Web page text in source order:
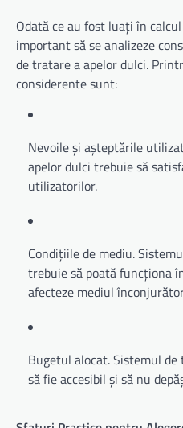
Odată ce au fost luați în
important să se analizeze
de tratare a apelor dulci.
considerente sunt:
Nevoile și așteptările
apelor dulci trebuie să
utilizatorilor.
Condițiile de mediu.
trebuie să poată funcționa
afecteze mediul
Bugetul alocat. Sistemul
să fie accesibil și să nu